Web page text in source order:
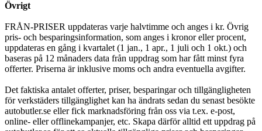
Övrigt
FRÅN-PRISER uppdateras varje halvtimme och anges i kr. Övrig
pris- och besparingsinformation, som anges i kronor eller procent,
uppdateras en gång i kvartalet (1 jan., 1 apr., 1 juli och 1 okt.) och
baseras på 12 månaders data från uppdrag som har fått minst fyra
offerter. Priserna är inklusive moms och andra eventuella avgifter.
Det faktiska antalet offerter, priser, besparingar och tillgängligheten
för verkstäders tillgänglighet kan ha ändrats sedan du senast besökte
autobutler.se eller fick marknadsföring från oss via t.ex. e-post,
online- eller offlinekampanjer, etc. Skapa därför alltid ett uppdrag på